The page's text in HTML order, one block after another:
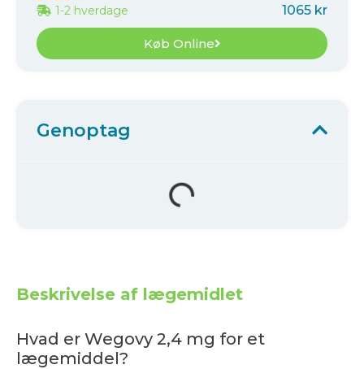
1-2 hverdage 1065 kr
Køb Online
Beskrivelse af lægemidlet
Hvad er Wegovy 2,4 mg for et
lægemiddel?
Genoptag